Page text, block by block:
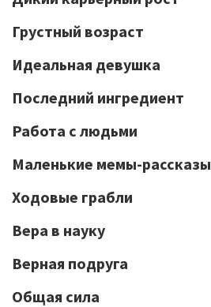
Грустный возраст
Идеальная девушка
Последний ингредиент
Работа с людьми
Маленькие мемы-рассказы
Ходовые грабли
Вера в науку
Верная подруга
Общая сила